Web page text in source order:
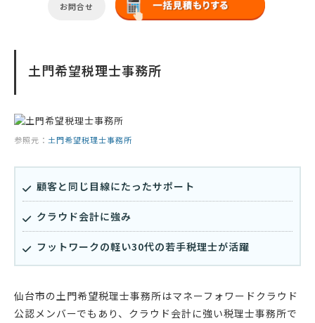
お問合せ
土門希望税理士事務所
参照元： 土門希望税理士事務所
顧客と同じ目線にたったサポート
クラウド会計に強み
フットワークの軽い30代の若手税理士が活躍
仙台市の土門希望税理士事務所はマネーフォワードクラウド
公認メンバーでもあり、クラウド会計に強い税理士事務所で